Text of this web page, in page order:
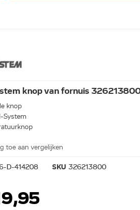
knop van fornuis
knop
System
toe aan vergelijken
D-414208 SKU 326213800